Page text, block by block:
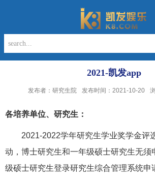
2021-凯发app
发布者：研究生院 发布时间：2021-10-20
各培养单位、研究生：
2021-2022学年研究生学业奖学金评
动，博士研究生和一年级硕士研究生无须
级硕士研究生登录研究生综合管理系统申